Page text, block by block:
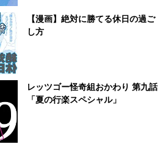
【漫画】絶対に勝てる休日の過ご
し方
レッツゴー怪奇組おかわり 第九話
「夏の行楽スペシャル」